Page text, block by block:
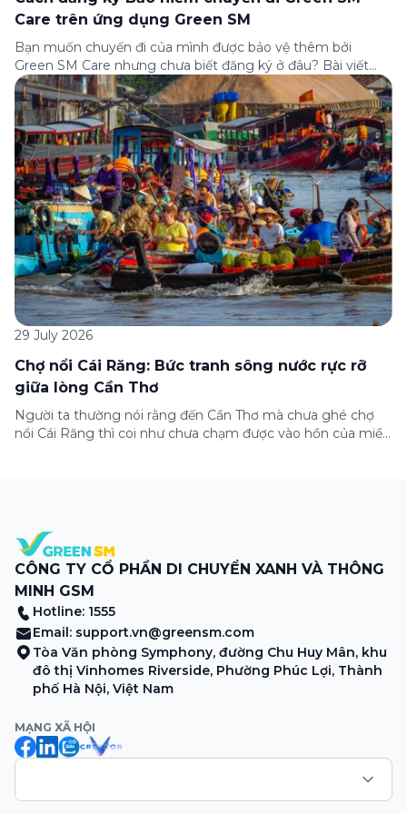
Care trên ứng dụng Green SM
Bạn muốn chuyến đi của mình được bảo vệ thêm bởi
Green SM Care nhưng chưa biết đăng ký ở đâu? Bài viết
dưới đây sẽ hướng dẫn chi tiết cách tham gia (và hủy tham
gia) gói bảo hiểm này ngay trên ứng dụng Green SM, cùng
những lưu ý quan trọng trước khi […]
29 July 2026
Chợ nổi Cái Răng: Bức tranh sông nước rực rỡ
giữa lòng Cần Thơ
Người ta thường nói rằng đến Cần Thơ mà chưa ghé chợ
nổi Cái Răng thì coi như chưa chạm được vào hồn của miền
CÔNG TY CỔ PHẦN DI CHUYỂN XANH VÀ THÔNG
MINH GSM
Hotline: 1555
Email: support.vn@greensm.com
Tòa Văn phòng Symphony, đường Chu Huy Mân, khu
đô thị Vinhomes Riverside, Phường Phúc Lợi, Thành
phố Hà Nội, Việt Nam
MẠNG XÃ HỘI